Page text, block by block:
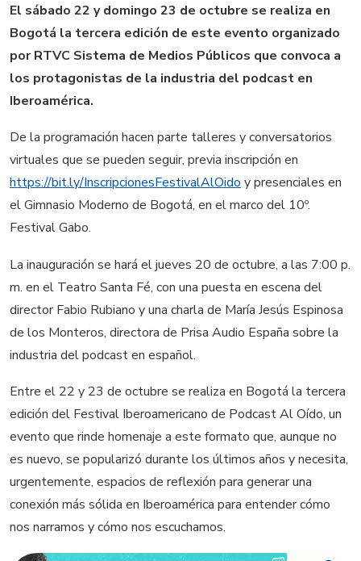
El sábado 22 y domingo 23 de octubre se realiza en
Bogotá la tercera edición de este evento organizado
por RTVC Sistema de Medios Públicos que convoca a
los protagonistas de la industria del podcast en
Iberoamérica.
De la programación hacen parte talleres y conversatorios
virtuales que se pueden seguir, previa inscripción en
https://bit.ly/InscripcionesFestivalAlOido y presenciales en
el Gimnasio Moderno de Bogotá, en el marco del 10º.
Festival Gabo.
La inauguración se hará el jueves 20 de octubre, a las 7:00 p.
m. en el Teatro Santa Fé, con una puesta en escena del
director Fabio Rubiano y una charla de María Jesús Espinosa
de los Monteros, directora de Prisa Audio España sobre la
industria del podcast en español.
Entre el 22 y 23 de octubre se realiza en Bogotá la tercera
edición del Festival Iberoamericano de Podcast Al Oído, un
evento que rinde homenaje a este formato que, aunque no
es nuevo, se popularizó durante los últimos años y necesita,
urgentemente, espacios de reflexión para generar una
conexión más sólida en Iberoamérica para entender cómo
nos narramos y cómo nos escuchamos.